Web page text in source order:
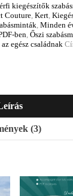
kiegészítők
Couture Kert
Minden
ben Őszi
egész családnak
(3)